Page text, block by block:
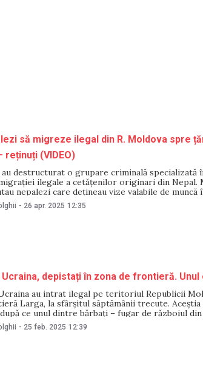
să migreze ilegal din R. Moldova spre
reținuți (VIDEO)
destructurat o grupare criminală specializată
ilegale a cetățenilor originari din Nepal.
nepalezi care dețineau vize valabile de muncă
ilegal frontiera de stat către țări UE,
000 și
- 26 apr. 2025 12:35
depistați în zona de frontieră.
au intrat ilegal pe teritoriul Republicii
Larga, la sfârșitul săptămânii trecute. Aceștia
ce unul dintre bărbați – fugar de războiul din
gravă la gleznă și nu se mai
- 25 feb. 2025 12:39